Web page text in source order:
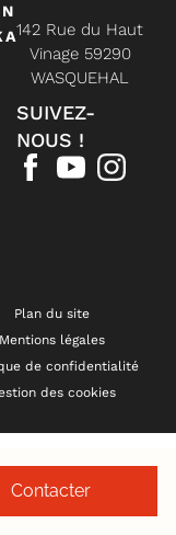
Contacter
142 Rue du Haut
Vinage 59290
WASQUEHAL
SUIVEZ-
NOUS !
Plan du site
Mentions légales
de confidentialité
des cookies